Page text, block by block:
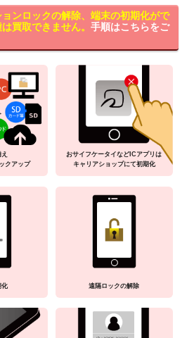
ンロックの解除、端末の初期化がで
買取できません。 手順はこちらをご
クアップ
おサイフケータイなどICアプリは
キャリアショップにて初期化
化 遠隔ロックの解除